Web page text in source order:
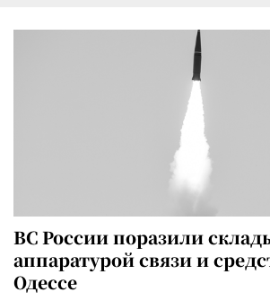
ВС России поразили
аппаратурой связи и
Одессе